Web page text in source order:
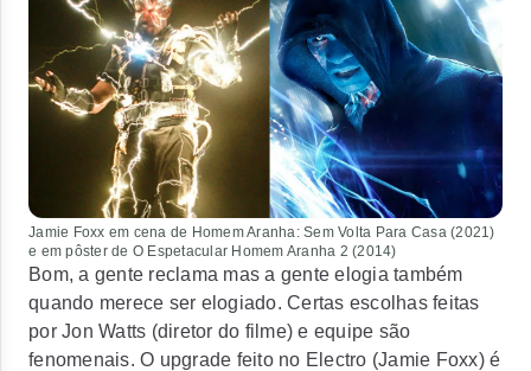
Jamie Foxx em cena de Homem Aranha: Sem Volta Para Casa(2021)
e em pôster de O Espetacular Homem Aranha 2 (2014)
Bom, a gente reclama mas a gente elogia também
quando merece ser elogiado. Certas escolhas feitas
por Jon Watts (diretor do filme) e equipe são
fenomenais. O upgrade feito no Electro (Jamie Foxx) é